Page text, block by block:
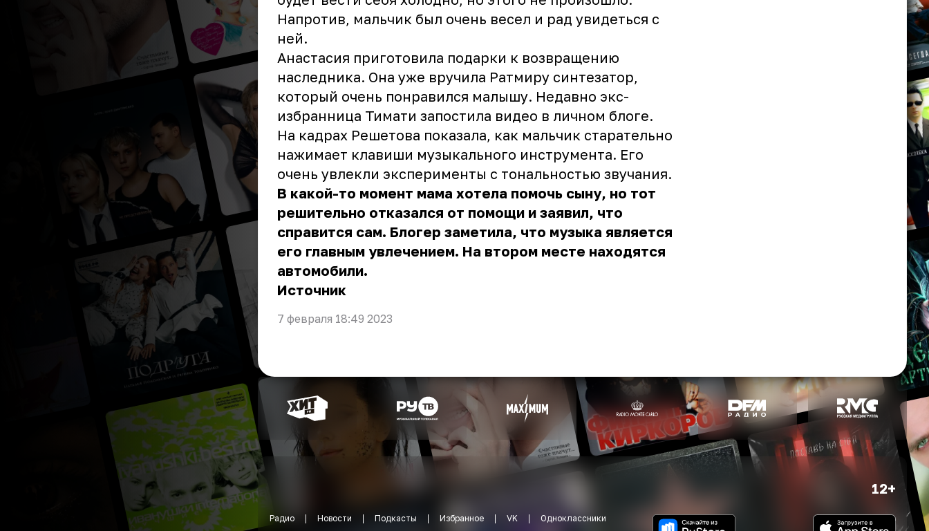
Напротив, мальчик был очень весел и рад увидеться с
ней.
Анастасия приготовила подарки к возвращению
наследника. Она уже вручила Ратмиру синтезатор,
который очень понравился малышу. Недавно экс-
избранница Тимати запостила видео в личном блоге.
На кадрах Решетова показала, как мальчик старательно
нажимает клавиши музыкального инструмента. Его
очень увлекли эксперименты с тональностью звучания.
В какой-то момент мама хотела помочь сыну, но тот
решительно отказался от помощи и заявил, что
справится сам. Блогер заметила, что музыка является
его главным увлечением. На втором месте находятся
автомобили.
Источник
7 февраля 18:49 2023
12+
Радио Новости Подкасты Избранное VK Одноклассники